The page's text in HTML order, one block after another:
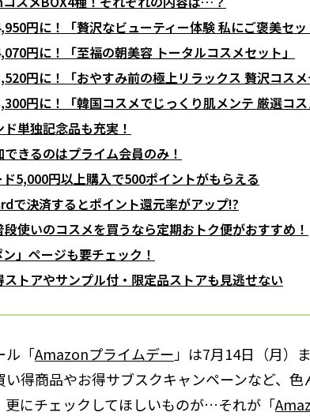
円に！「贅沢なビューティー体験 私にご褒美セッ
円に！「至福の朝美容 トータルコスメセット」
円に！「おやすみ前の極上リラックス 贅沢コスメ
円に！「韓国コスメでじっくり肌メンテ 厳選コス
ド単独記念品も充実！
きるのはプライム会員のみ！
5,000円以上購入で500ポイントがもらえる
で決済するとポイント還元率がアップ!?
段使いのコスメを買うなら定期おトク便がおすすめ！
」ページも要チェック！
トアやサンプル付・限定品ストアも見逃せない
ル「Amazonプライムデー」は7月14日（月）
得商品やお得サブスクキャンペーンなど、色
更にチェックしてほしいものが…それが「